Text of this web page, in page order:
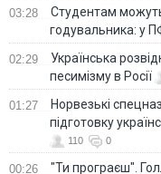
03:28
Студентам
годувальника: у
02:29
Українська
песимізму в Росії
01:27
Норвезькі
підготовку
110 0
00:26
"Ти програєш".